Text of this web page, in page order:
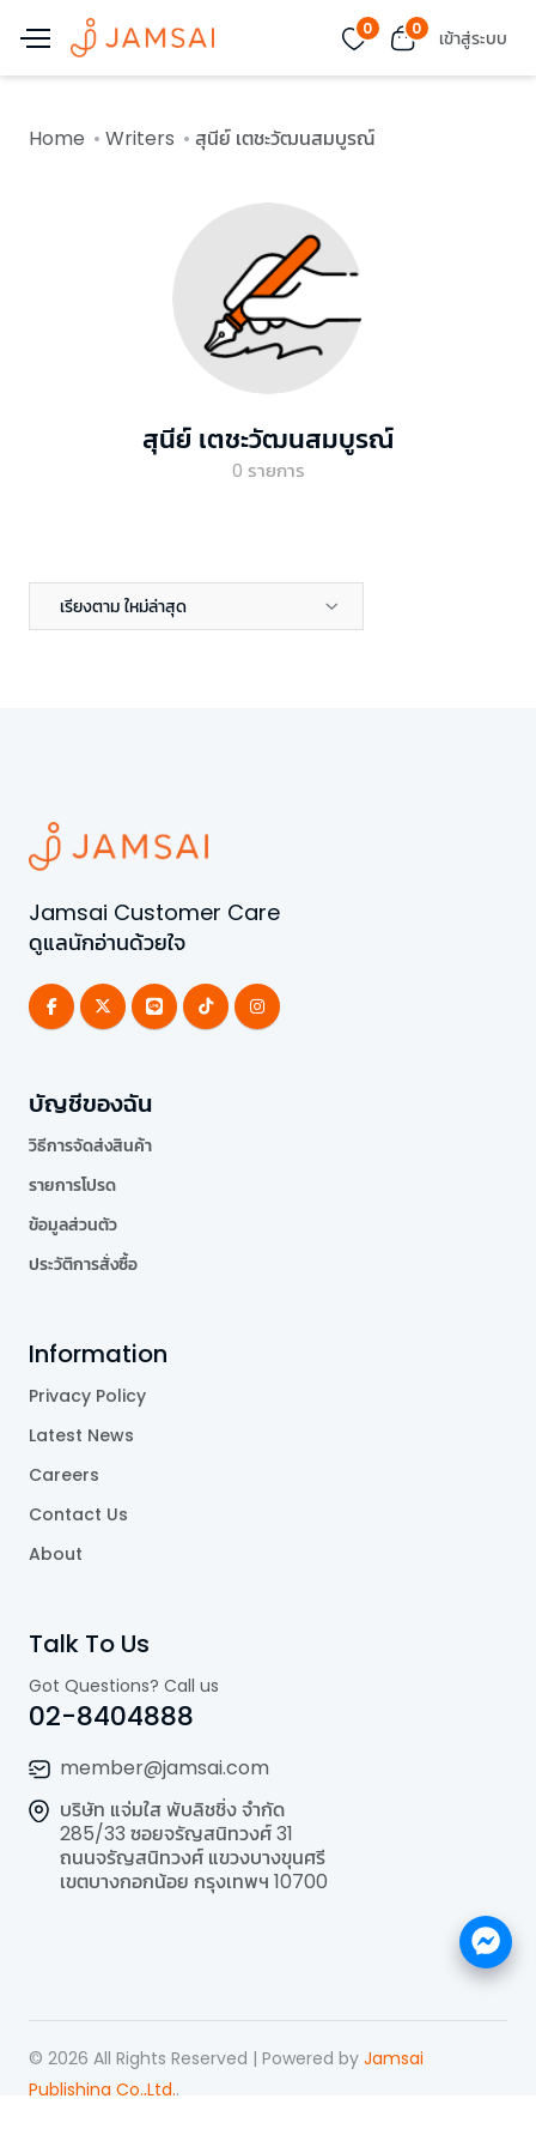
0 0 เข้าสู่ระบบ
Home Writers สุนีย์ เตชะวัฒนสมบูรณ์
สุนีย์ เตชะวัฒนสมบูรณ์
0 รายการ
เรียงตาม ใหม่ล่าสุด
Jamsai Customer Care
ดูแลนักอ่านด้วยใจ
บัญชีของฉัน
วิธีการจัดส่งสินค้า
รายการโปรด
ข้อมูลส่วนตัว
ประวัติการสั่งซื้อ
Information
Privacy Policy
Latest News
Careers
Contact Us
About
Talk To Us
Got Questions? Call us
02-8404888
member@jamsai.com
บริษัท แจ่มใส พับลิชชิ่ง จำกัด
285/33 ซอยจรัญสนิทวงศ์ 31
ถนนจรัญสนิทวงศ์ แขวงบางขุนศรี
เขตบางกอกน้อย กรุงเทพฯ 10700
© 2026 All Rights Reserved | Powered by Jamsai
Publishing Co.,Ltd..